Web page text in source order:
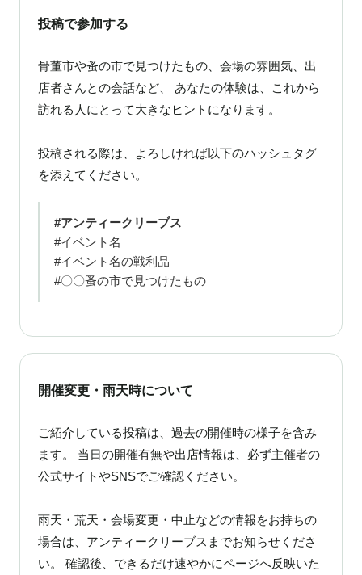
投稿で参加する
骨董市や蚤の市で見つけたもの、会場の雰囲気、出
店者さんとの会話など、 あなたの体験は、これから
訪れる人にとって大きなヒントになります。
投稿される際は、よろしければ以下のハッシュタグ
を添えてください。
#アンティークリーブス
#イベント名
#イベント名の戦利品
#〇〇蚤の市で見つけたもの
開催変更・雨天時について
ご紹介している投稿は、過去の開催時の様子を含み
ます。 当日の開催有無や出店情報は、必ず主催者の
公式サイトやSNSでご確認ください。
雨天・荒天・会場変更・中止などの情報をお持ちの
場合は、アンティークリーブスまでお知らせくださ
い。 確認後、できるだけ速やかにページへ反映いた